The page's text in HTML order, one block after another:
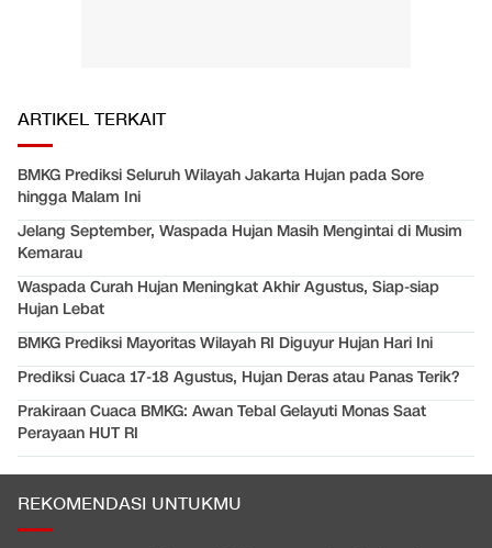
ARTIKEL TERKAIT
BMKG Prediksi Seluruh Wilayah Jakarta Hujan pada Sore
hingga Malam Ini
Jelang September, Waspada Hujan Masih Mengintai di Musim
Kemarau
Waspada Curah Hujan Meningkat Akhir Agustus, Siap-siap
Hujan Lebat
BMKG Prediksi Mayoritas Wilayah RI Diguyur Hujan Hari Ini
Prediksi Cuaca 17-18 Agustus, Hujan Deras atau Panas Terik?
Prakiraan Cuaca BMKG: Awan Tebal Gelayuti Monas Saat
Perayaan HUT RI
REKOMENDASI UNTUKMU